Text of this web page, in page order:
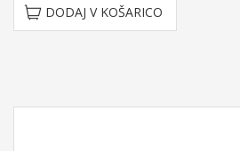
DODAJ V KOŠARICO